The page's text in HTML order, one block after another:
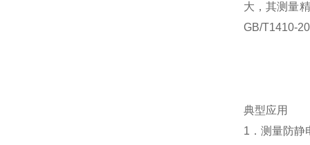
大，其测量
GB/T1410-
典型应用
1．测量防静